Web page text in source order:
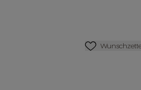
Wunschliste